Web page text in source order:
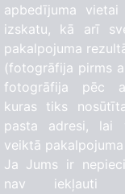
apbedījuma
izskatu, kā arī
pakalpojuma
(fotogrāfija pirms
fotogrāfija pēc
kuras tiks
pasta adresi, lai
veiktā
Ja Jums ir
nav iekļauti